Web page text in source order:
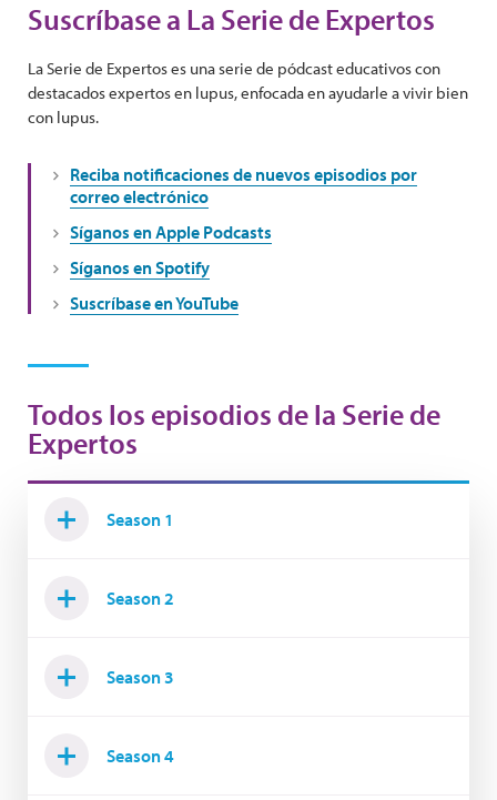
Suscríbase a La Serie de Expertos
La Serie de Expertos es una serie de pódcast educativos con
destacados expertos en lupus, enfocada en ayudarle a vivir bien
con lupus.
Reciba notificaciones de nuevos episodios por
correo electrónico
Síganos en Apple Podcasts
Síganos en Spotify
Suscríbase en YouTube
Todos los episodios de la Serie de
Expertos
Season 1
Season 2
Season 3
Season 4